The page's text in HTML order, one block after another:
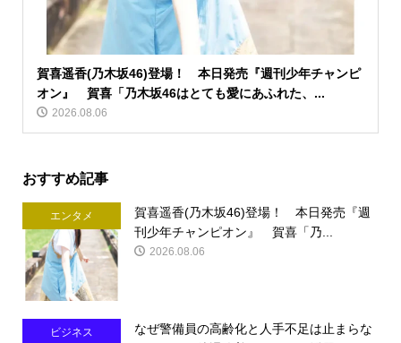
賀喜遥香(乃木坂46)登場！ 本日発売『週刊少年チャンピ
オン』 賀喜「乃木坂46はとても愛にあふれた、...
2026.08.06
おすすめ記事
エンタメ
賀喜遥香(乃木坂46)登場！ 本日発売『週
刊少年チャンピオン』 賀喜「乃...
2026.08.06
ビジネス
なぜ警備員の高齢化と人手不足は止まらな